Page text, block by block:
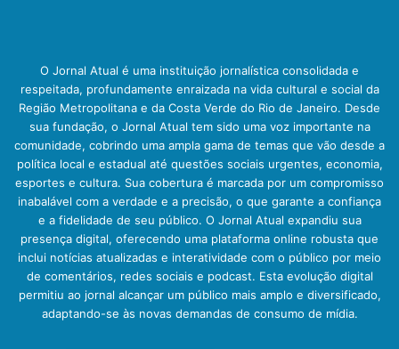
O Jornal Atual é uma instituição jornalística consolidada e
respeitada, profundamente enraizada na vida cultural e social da
Região Metropolitana e da Costa Verde do Rio de Janeiro. Desde
sua fundação, o Jornal Atual tem sido uma voz importante na
comunidade, cobrindo uma ampla gama de temas que vão desde a
política local e estadual até questões sociais urgentes, economia,
esportes e cultura. Sua cobertura é marcada por um compromisso
inabalável com a verdade e a precisão, o que garante a confiança
e a fidelidade de seu público. O Jornal Atual expandiu sua
presença digital, oferecendo uma plataforma online robusta que
inclui notícias atualizadas e interatividade com o público por meio
de comentários, redes sociais e podcast. Esta evolução digital
permitiu ao jornal alcançar um público mais amplo e diversificado,
adaptando-se às novas demandas de consumo de mídia.